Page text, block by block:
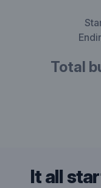
Total
It all